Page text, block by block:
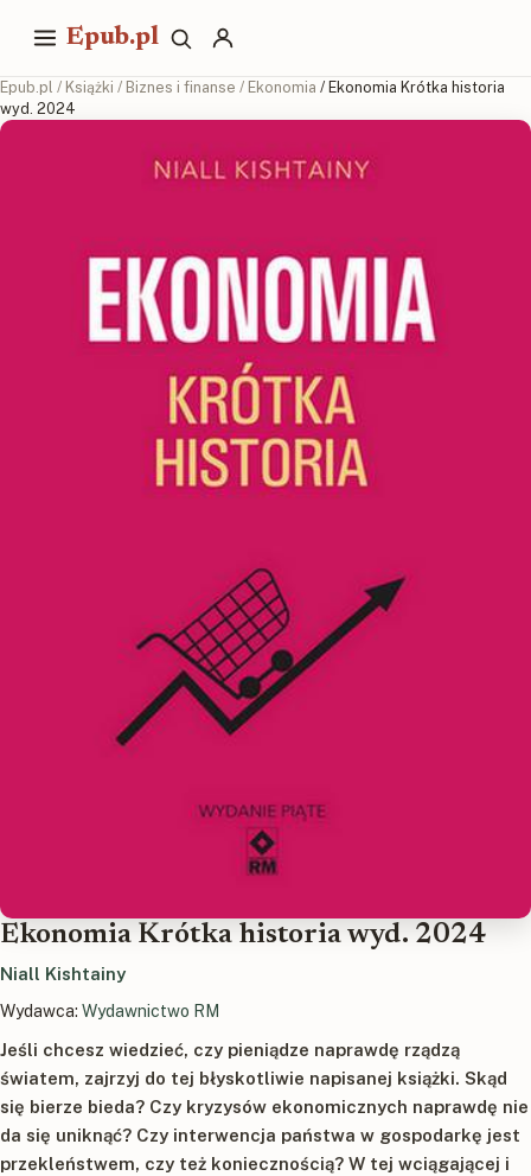
Epub.pl
Epub.pl / Książki / Biznes i finanse / Ekonomia / Ekonomia Krótka historia
wyd. 2024
Ekonomia Krótka historia wyd. 2024
Niall Kishtainy
Wydawca: Wydawnictwo RM
Jeśli chcesz wiedzieć, czy pieniądze naprawdę rządzą
światem, zajrzyj do tej błyskotliwie napisanej książki. Skąd
się bierze bieda? Czy kryzysów ekonomicznych naprawdę nie
da się uniknąć? Czy interwencja państwa w gospodarkę jest
przekleństwem, czy też koniecznością? W tej wciągającej i